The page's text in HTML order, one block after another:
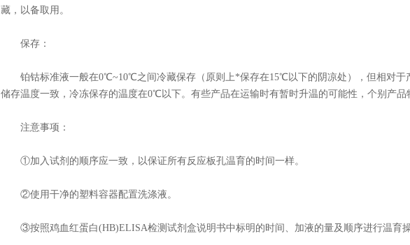
藏，以备取用。
保存：
铂钴标准液一般在0℃~10℃之间冷藏保存（原则上*保存在15℃以下的阴凉处），但相对于
储存温度一致，冷冻保存的温度在0℃以下。有些产品在运输时有暂时升温的可能性，个别产品
注意事项：
①加入试剂的顺序应一致，以保证所有反应板孔温育的时间一样。
②使用干净的塑料容器配置洗涤液。
③按照鸡血红蛋白(HB)ELISA检测试剂盒说明书中标明的时间、加液的量及顺序进行温育操